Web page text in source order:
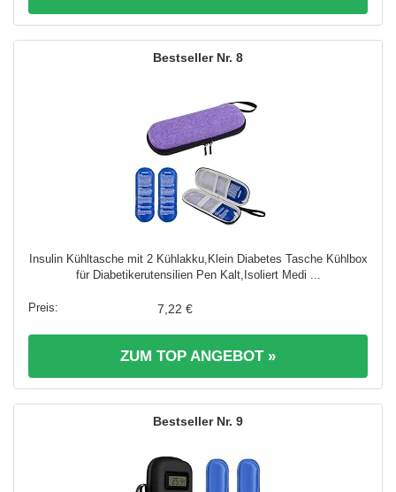
8
Insulin Kühltasche mit 2 Kühlakku,Klein Diabetes Tasche Kühlbox
für Diabetikerutensilien Pen Kalt,Isoliert Medi ...
7,22 €
ZUM TOP ANGEBOT »
9